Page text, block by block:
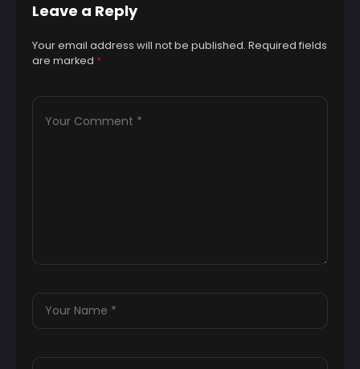
Leave a Reply
Your email address will not be published. Required fields
are marked *